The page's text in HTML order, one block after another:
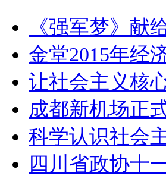
《强军梦》献
金堂2015年经
让社会主义核
成都新机场正
科学认识社会
四川省政协十